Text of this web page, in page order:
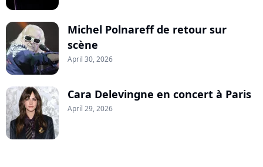
Michel Polnareff de retour sur
scène
April 30, 2026
Cara Delevingne en concert à Paris
April 29, 2026